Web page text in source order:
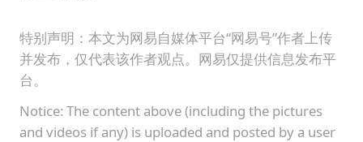
特别声明：本文为网易自媒体平台“网易号”作者上传
并发布，仅代表该作者观点。网易仅提供信息发布平
台。
Notice: The content above (including the pictures
and videos if any) is uploaded and posted by a user